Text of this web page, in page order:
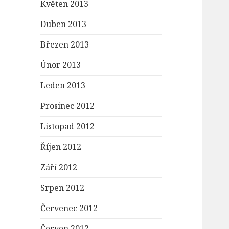
Květen 2013
Duben 2013
Březen 2013
Únor 2013
Leden 2013
Prosinec 2012
Listopad 2012
Říjen 2012
Září 2012
Srpen 2012
Červenec 2012